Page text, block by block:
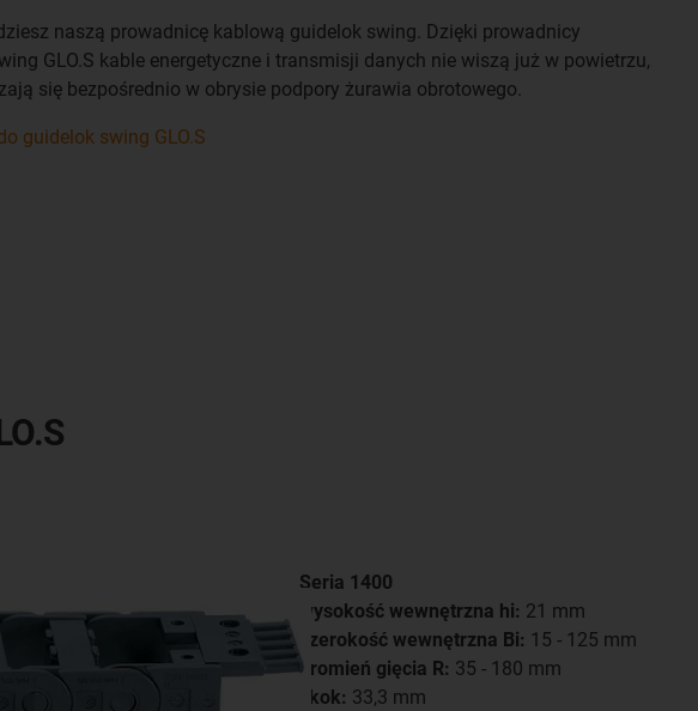
naszą prowadnicę kablową guidelok swing. Dzięki prowadnicy
GLO.S kable energetyczne i transmisji danych nie wiszą już w powietrzu,
się bezpośrednio w obrysie podpory żurawia obrotowego.
guidelok swing GLO.S
Seria 1400
wysokość wewnętrzna hi: 21 mm
szerokość wewnętrzna Bi: 15 - 125 mm
promień gięcia R: 35 - 180 mm
skok: 33,3 mm